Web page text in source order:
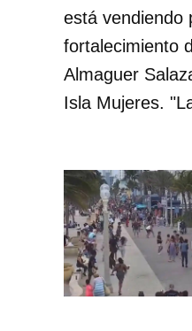
está vendiendo
fortalecimiento
Almaguer
Isla Mujeres.